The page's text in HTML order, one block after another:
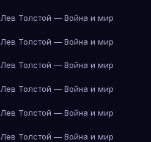
Лев Толстой — Война и мир
Лев Толстой — Война и мир
Лев Толстой — Война и мир
Лев Толстой — Война и мир
Лев Толстой — Война и мир
Лев Толстой — Война и мир